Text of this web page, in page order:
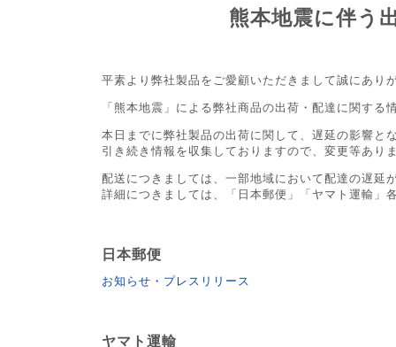
熊本地震に伴う
平素より弊社製品をご愛顧いただきまして誠にあり
「熊本地震」による弊社商品の出荷・配達に関する
本日までに弊社製品の出荷に関して、遅延の影響と
引き続き情報を収集しておりますので、変更等あり
配送につきましては、一部地域において配達の遅延
詳細につきましては、「日本郵便」「ヤマト運輸」
日本郵便
お知らせ・プレスリリース
ヤマト運輸